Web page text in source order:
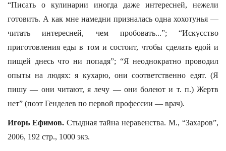
“Писать о кулинарии иногда даже интересней, нежели
готовить. А как мне намедни призналась одна хохотунья —
читать интересней, чем пробовать...”; “Искусство
приготовления еды в том и состоит, чтобы сделать едой и
пищей днесь что ни попадя”; “Я неоднократно проводил
опыты на людях: я кухарю, они соответственно едят. (Я
пишу — они читают, я лечу — они болеют и т. п.) Жертв
нет” (поэт Генделев по первой профессии — врач).
Игорь Ефимов. Стыдная тайна неравенства. М., “Захаров”,
2006, 192 стр., 1000 экз.